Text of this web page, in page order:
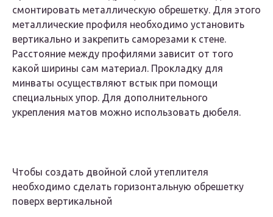
смонтировать металлическую обрешетку. Для этого
металлические профиля необходимо установить
вертикально и закрепить саморезами к стене.
Расстояние между профилями зависит от того
какой ширины сам материал. Прокладку для
минваты осуществляют встык при помощи
специальных упор. Для дополнительного
укрепления матов можно использовать дюбеля.
Чтобы создать двойной слой утеплителя
необходимо сделать горизонтальную обрешетку
поверх вертикальной